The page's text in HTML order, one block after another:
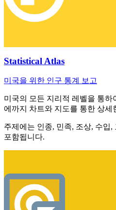
Statistical Atlas
미국을 위한 인구 통계 보고
미국의 모든 지리적 레벨을 통하
에까지 차트와 지도를 통한 상세
주제에는 인종, 민족, 조상, 수입,
포함됩니다.